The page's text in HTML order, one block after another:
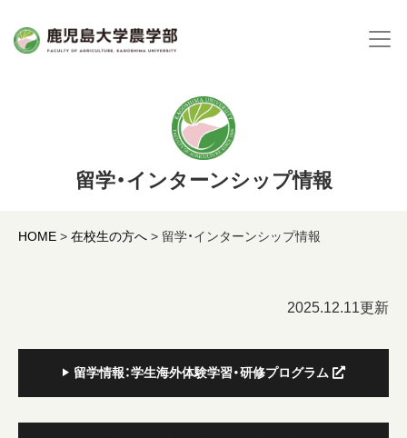
留学・インターンシップ情報
HOME > 在校生の方へ > 留学・インターンシップ情報
2025.12.11更新
留学情報：学生海外体験学習・研修プログラム